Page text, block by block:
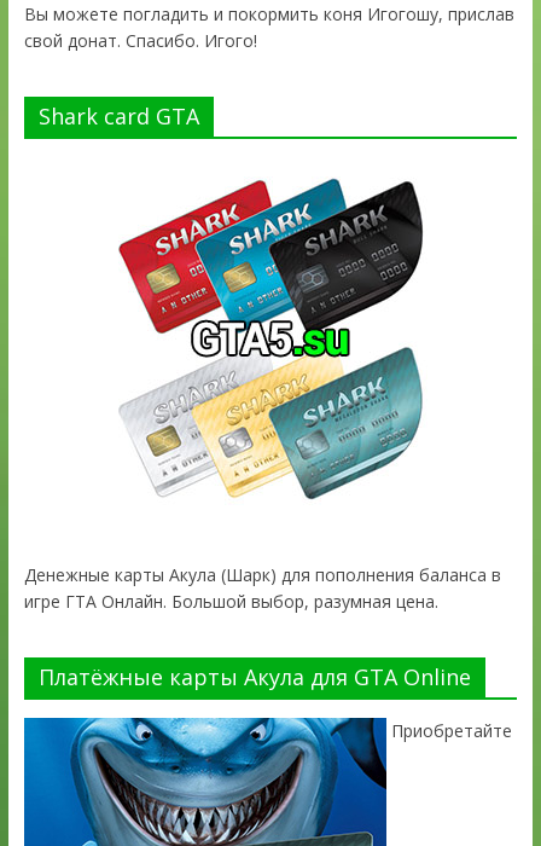
Вы можете погладить и покормить коня Игогошу, прислав
свой донат. Спасибо. Игого!
Shark card GTA
Денежные карты Акула (Шарк) для пополнения баланса в
игре ГТА Онлайн. Большой выбор, разумная цена.
Платёжные карты Акула для GTA Online
Приобретайте